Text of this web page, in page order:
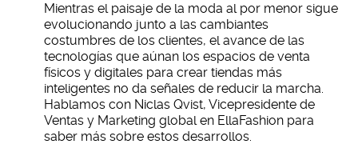
Mientras el paisaje de la moda al por menor sigue
evolucionando junto a las cambiantes
costumbres de los clientes, el avance de las
tecnologías que aúnan los espacios de venta
físicos y digitales para crear tiendas más
inteligentes no da señales de reducir la marcha.
Hablamos con Niclas Qvist, Vicepresidente de
Ventas y Marketing global en EllaFashion para
saber más sobre estos desarrollos.